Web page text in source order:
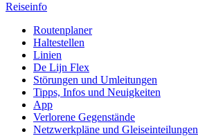
Reiseinfo
Routenplaner
Haltestellen
Linien
De Lijn Flex
Störungen und Umleitungen
Tipps, Infos und Neuigkeiten
App
Verlorene Gegenstände
Netzwerkpläne und Gleiseinteilungen